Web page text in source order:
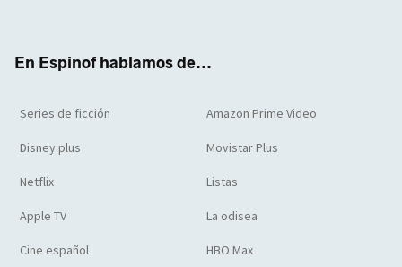
En Espinof hablamos de...
Series de ficción Amazon Prime Video
Disney plus Movistar Plus
Netflix Listas
Apple TV La odisea
Cine español HBO Max